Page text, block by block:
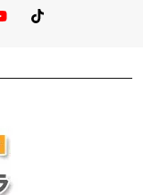
You TubeTikTok